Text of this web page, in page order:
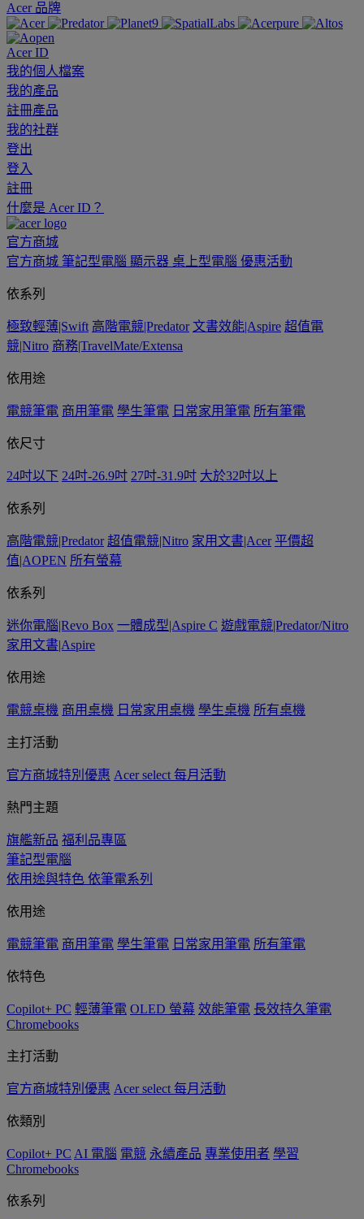
Acer 品牌
Acer ID
我的個人檔案
我的產品
註冊產品
我的社群
登出
登入
註冊
什麼是 Acer ID？
官方商城
官方商城 筆記型電腦 顯示器 桌上型電腦 優惠活動
依系列
極致輕薄|Swift 高階電競|Predator 文書效能|Aspire 超值電
競|Nitro 商務|TravelMate/Extensa
依用途
電競筆電 商用筆電 學生筆電 日常家用筆電 所有筆電
依尺寸
24吋以下 24吋-26.9吋 27吋-31.9吋 大於32吋以上
依系列
高階電競|Predator 超值電競|Nitro 家用文書|Acer 平價超
值|AOPEN 所有螢幕
依系列
迷你電腦|Revo Box 一體成型|Aspire C 遊戲電競|Predator/Nitro
家用文書|Aspire
依用途
電競桌機 商用桌機 日常家用桌機 學生桌機 所有桌機
主打活動
官方商城特別優惠 Acer select 每月活動
熱門主題
旗艦新品 福利品專區
筆記型電腦
依用途與特色 依筆電系列
依用途
電競筆電 商用筆電 學生筆電 日常家用筆電 所有筆電
依特色
Copilot+ PC 輕薄筆電 OLED 螢幕 效能筆電 長效持久筆電
Chromebooks
主打活動
官方商城特別優惠 Acer select 每月活動
依類別
Copilot+ PC AI 電腦 電競 永續產品 專業使用者 學習
Chromebooks
依系列